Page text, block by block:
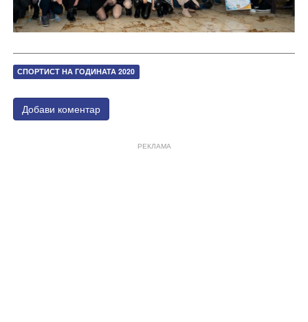
СПОРТИСТ НА ГОДИНАТА 2020
Добави коментар
РЕКЛАМА